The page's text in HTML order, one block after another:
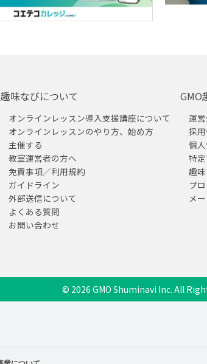
趣味なびについて
オンラインレッスン導入支援講座について
オンラインレッスンのやり方、始め方
主催する
教室運営者の方へ
免責事項／利用規約
ガイドライン
外部送信について
よくある質問
お問い合わせ
GMO
運
採
個
特
趣
プ
メ
© 2026 GMO Shuminavi Inc. All